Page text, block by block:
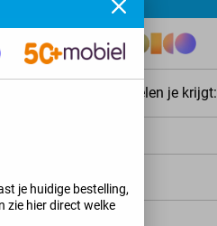
meteen welke voordelen je krijgt:
je huidige bestelling,
zie hier direct welke